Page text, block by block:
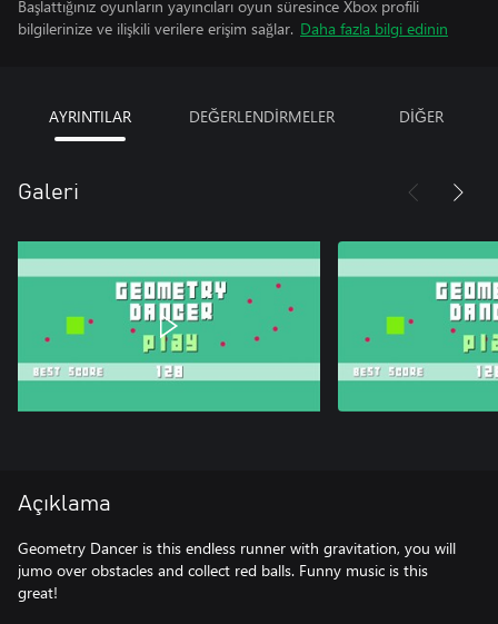
Başlattığınız oyunların yayıncıları oyun süresince Xbox profili
bilgilerinize ve ilişkili verilere erişim sağlar. Daha fazla bilgi edinin
AYRINTILAR DEĞERLENDİRMELER DİĞER
Galeri
Açıklama
Geometry Dancer is this endless runner with gravitation, you will
jumo over obstacles and collect red balls. Funny music is this
great!